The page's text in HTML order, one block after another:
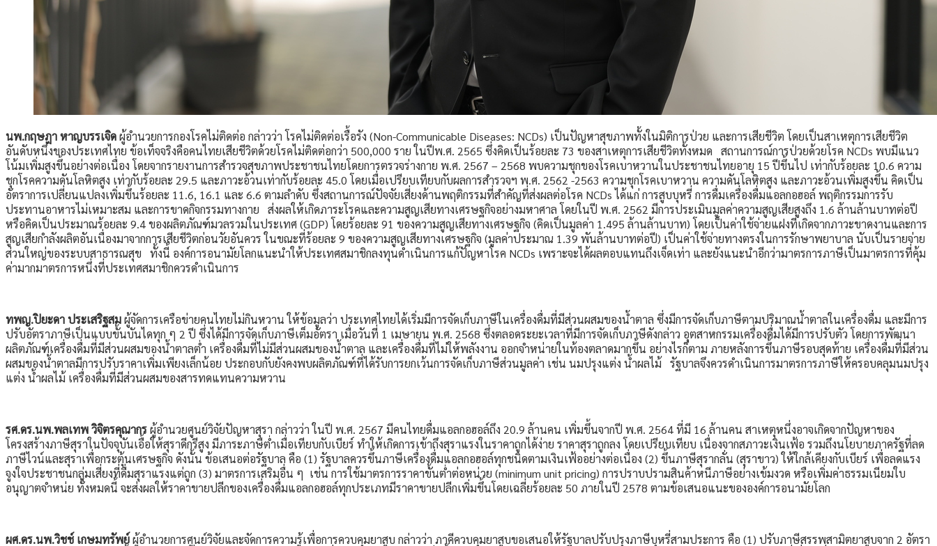
นพ.กฤษฎา หาญบรรเจิดผู้อำนวยการกองโรคไม่ติดต่อ กล่าวว่า โรคไม่ติดต่อเรื้อรัง (Non-Communicable Diseases: NCDs) เป็นปัญหาสุขภาพทั้งในมิติการป่วย และการเสียชีวิต โดยเป็นสาเหตุการเสียชีวิต
อันดับหนึ่งของประเทศไทย ข้อเท็จจริงคือคนไทยเสียชีวิตด้วยโรคไม่ติดต่อกว่า 500,000 ราย ในปีพ.ศ. 2565 ซึ่งคิดเป็นร้อยละ 73 ของสาเหตุการเสียชีวิตทั้งหมด สถานการณ์การป่วยด้วยโรค NCDs พบมีแนว
โน้มเพิ่มสูงขึ้นอย่างต่อเนื่อง โดยจากรายงานการสำรวจสุขภาพประชาชนไทยโดยการตรวจร่างกาย พ.ศ. 2567 – 2568 พบความชุกของโรคเบาหวานในประชาชนไทยอายุ 15 ปีขึ้นไป เท่ากับร้อยละ 10.6 ความ
ชุกโรคความดันโลหิตสูง เท่ากับร้อยละ 29.5 และภาวะอ้วนเท่ากับร้อยละ 45.0 โดยเมื่อเปรียบเทียบกับผลการสำรวจฯ พ.ศ. 2562 -2563 ความชุกโรคเบาหวาน ความดันโลหิตสูง และภาวะอ้วนเพิ่มสูงขึ้น คิดเป็น
อัตราการเปลี่ยนแปลงเพิ่มขึ้นร้อยละ 11.6, 16.1 และ 6.6 ตามลำดับ ซึ่งสถานการณ์ปัจจัยเสี่ยงด้านพฤติกรรมที่สำคัญที่ส่งผลต่อโรค NCDs ได้แก่ การสูบบุหรี่ การดื่มเครื่องดื่มแอลกอฮอล์ พฤติกรรมการรับ
ประทานอาหารไม่เหมาะสม และการขาดกิจกรรมทางกาย ส่งผลให้เกิดภาระโรคและความสูญเสียทางเศรษฐกิจอย่างมหาศาล โดยในปี พ.ศ. 2562 มีการประเมินมูลค่าความสูญเสียสูงถึง 1.6 ล้านล้านบาทต่อปี
หรือคิดเป็นประมาณร้อยละ 9.4 ของผลิตภัณฑ์มวลรวมในประเทศ (GDP) โดยร้อยละ 91 ของความสูญเสียทางเศรษฐกิจ (คิดเป็นมูลค่า 1.495 ล้านล้านบาท) โดยเป็นค่าใช้จ่ายแฝงที่เกิดจากภาวะขาดงานและการ
สูญเสียกำลังผลิตอันเนื่องมาจากการเสียชีวิตก่อนวัยอันควร ในขณะที่ร้อยละ 9 ของความสูญเสียทางเศรษฐกิจ (มูลค่าประมาณ 1.39 พันล้านบาทต่อปี) เป็นค่าใช้จ่ายทางตรงในการรักษาพยาบาล นับเป็นรายจ่าย
ส่วนใหญ่ของระบบสาธารณสุข ทั้งนี้ องค์การอนามัยโลกแนะนำให้ประเทศสมาชิกลงทุนดำเนินการแก้ปัญหาโรค NCDs เพราะจะได้ผลตอบแทนถึงเจ็ดเท่า และยังแนะนำอีกว่ามาตรการภาษีเป็นมาตรการที่คุ้ม
ค่ามากมาตรการหนึ่งที่ประเทศสมาชิกควรดำเนินการ
ทพญ.ปิยะดา ประเสริฐสมผู้จัดการเครือข่ายคนไทยไม่กินหวาน ให้ข้อมูลว่า ประเทศไทยได้เริ่มมีการจัดเก็บภาษีในเครื่องดื่มที่มีส่วนผสมของน้ำตาล ซึ่งมีการจัดเก็บภาษีตามปริมาณน้ำตาลในเครื่องดื่ม และมีการ
ปรับอัตราภาษีเป็นแบบขั้นบันไดทุก ๆ 2 ปี ซึ่งได้มีการจัดเก็บภาษีเต็มอัตรา เมื่อวันที่ 1 เมษายน พ.ศ. 2568 ซึ่งตลอดระยะเวลาที่มีการจัดเก็บภาษีดังกล่าว อุตสาหกรรมเครื่องดื่มได้มีการปรับตัว โดยการพัฒนา
ผลิตภัณฑ์เครื่องดื่มที่มีส่วนผสมของน้ำตาลต่ำ เครื่องดื่มที่ไม่มีส่วนผสมของน้ำตาล และเครื่องดื่มที่ไม่ให้พลังงาน ออกจำหน่ายในท้องตลาดมากขึ้น อย่างไรก็ตาม ภายหลังการขึ้นภาษีรอบสุดท้าย เครื่องดื่มที่มีส่วน
ผสมของน้ำตาลมีการปรับราคาเพิ่มเพียงเล็กน้อย ประกอบกับยังคงพบผลิตภัณฑ์ที่ได้รับการยกเว้นการจัดเก็บภาษีส่วนมูลค่า เช่น นมปรุงแต่ง น้ำผลไม้ รัฐบาลจึงควรดำเนินการมาตรการภาษีให้ครอบคลุมนมปรุง
แต่ง น้ำผลไม้ เครื่องดื่มที่มีส่วนผสมของสารทดแทนความหวาน
รศ.ดร.นพ.พลเทพวิจิตรคุณากรผู้อำนวยศูนย์วิจัยปัญหาสุรา กล่าวว่า ในปี พ.ศ. 2567 มีคนไทยดื่มแอลกอฮอล์ถึง 20.9 ล้านคน เพิ่มขึ้นจากปี พ.ศ. 2564 ที่มี 16 ล้านคน สาเหตุหนึ่งอาจเกิดจากปัญหาของ
โครงสร้างภาษีสุราในปัจจุบันเอื้อให้สุราดีกรีสูง มีภาระภาษีต่ำเมื่อเทียบกับเบียร์ ทำให้เกิดการเข้าถึงสุราแรงในราคาถูกได้ง่าย ราคาสุราถูกลง โดยเปรียบเทียบ เนื่องจากสภาวะเงินเฟ้อ รวมถึงนโยบายภาครัฐที่ลด
ภาษีไวน์และสุราเพื่อกระตุ้นเศรษฐกิจ ดังนั้น ข้อเสนอต่อรัฐบาล คือ (1) รัฐบาลควรขึ้นภาษีเครื่องดื่มแอลกอฮอล์ทุกชนิดตามเงินเฟ้ออย่างต่อเนื่อง (2) ขึ้นภาษีสุรากลั่น (สุราขาว) ให้ใกล้เคียงกับเบียร์ เพื่อลดแรง
จูงใจประชาชนกลุ่มเสี่ยงที่ดื่มสุราแรงแต่ถูก (3) มาตรการเสริมอื่น ๆ เช่น การใช้มาตรการราคาขั้นต่ำต่อหน่วย (minimum unit pricing) การปราบปรามสินค้าหนีภาษีอย่างเข้มงวด หรือเพิ่มค่าธรรมเนียมใบ
อนุญาตจำหน่ย ทั้งหมดนี้ จะส่งผลให้ราคาขายปลีกของเครื่องดื่มแอลกอฮอล์ทุกประเภทมีราคาขายปลีกเพิ่มขึ้นโดยเฉลี่ยร้อยละ 50 ภายในปี 2578 ตามข้อเสนอแนะขององค์การอนามัยโลก
ผศ.ดร.นพ.วิชช์ เกษมทรัพย์ผู้อำนวยการศูนย์วิจัยและจัดการความรู้เพื่อการควบคุมยาสูบ กล่าวว่า ภาคีควบคุมยาสูบขอเสนอให้รัฐบาลปรับปรุงภาษีบุหรี่สามประการ คือ (1) ปรับภาษีสรรพสามิตยาสูบจาก 2 อัตรา